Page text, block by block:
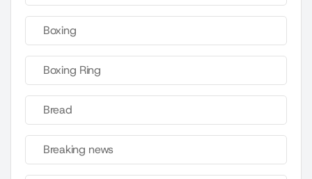
Boxing
Boxing Ring
Bread
Breaking news